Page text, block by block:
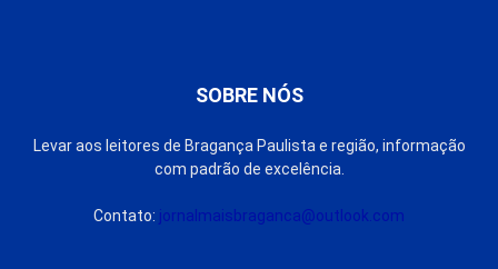
SOBRE NÓS
Levar aos leitores de Bragança Paulista e região, informação
com padrão de excelência.
Contato: jornalmaisbraganca@outlook.com